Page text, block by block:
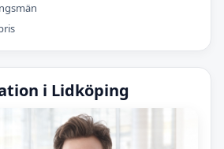
i Lidköping